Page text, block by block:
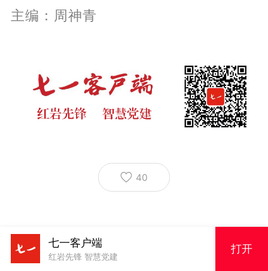
主编：周神青
40
七一客户端
红岩先锋 智慧党建
打开